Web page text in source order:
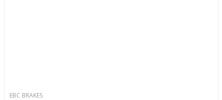
EBC BRAKES